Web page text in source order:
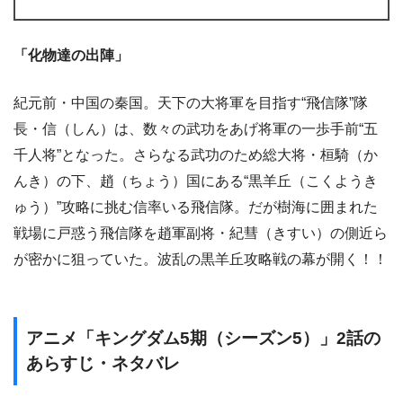
「化物達の出陣」
紀元前・中国の秦国。天下の大将軍を目指す“飛信隊”隊
長・信（しん）は、数々の武功をあげ将軍の一歩手前“五
千人将”となった。さらなる武功のため総大将・桓騎（か
んき）の下、趙（ちょう）国にある“黒羊丘（こくようき
ゅう）”攻略に挑む信率いる飛信隊。だが樹海に囲まれた
戦場に戸惑う飛信隊を趙軍副将・紀彗（きすい）の側近ら
が密かに狙っていた。波乱の黒羊丘攻略戦の幕が開く！！
アニメ「キングダム5期（シーズン5）」2話の
あらすじ・ネタバレ